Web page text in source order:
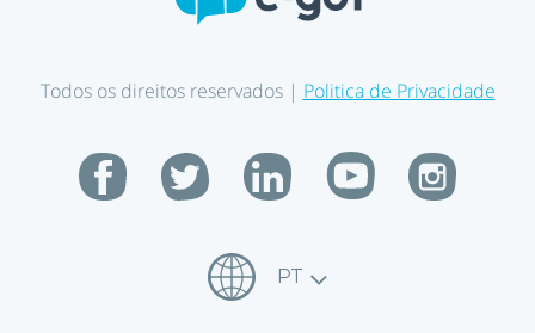
Todos os direitos reservados | Politica de Privacidade